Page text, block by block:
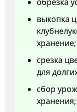
выкопка
хранение;
срезка
для
сбор
хранения;